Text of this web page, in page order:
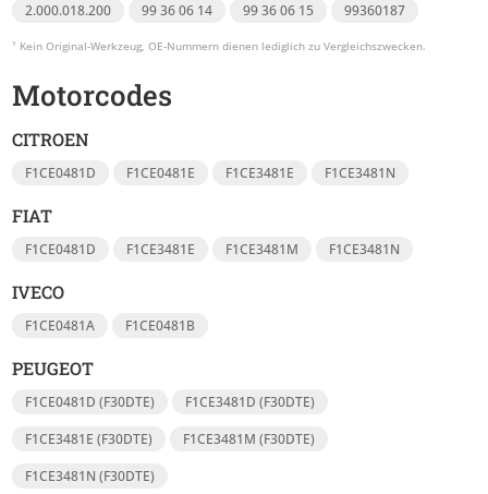
2.000.018.200
99 36 06 14 99 36 06 15 99360187
Motorcodes
CITROEN
F1CE0481D F1CE0481E F1CE3481E F1CE3481N
FIAT
F1CE0481D F1CE3481E F1CE3481M F1CE3481N
IVECO
F1CE0481A F1CE0481B
PEUGEOT
F1CE0481D (F30DTE)
F1CE3481D (F30DTE)
F1CE3481E (F30DTE)
F1CE3481M (F30DTE)
F1CE3481N (F30DTE)